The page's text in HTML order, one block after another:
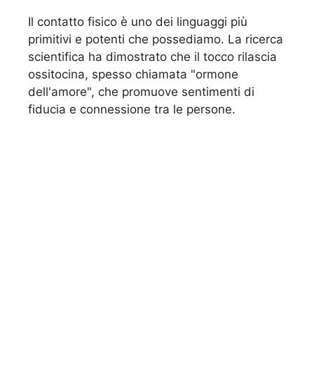
Il contatto fisico è uno dei linguaggi più
primitivi e potenti che possediamo. La ricerca
scientifica ha dimostrato che il tocco rilascia
ossitocina, spesso chiamata "ormone
dell'amore", che promuove sentimenti di
fiducia e connessione tra le persone.